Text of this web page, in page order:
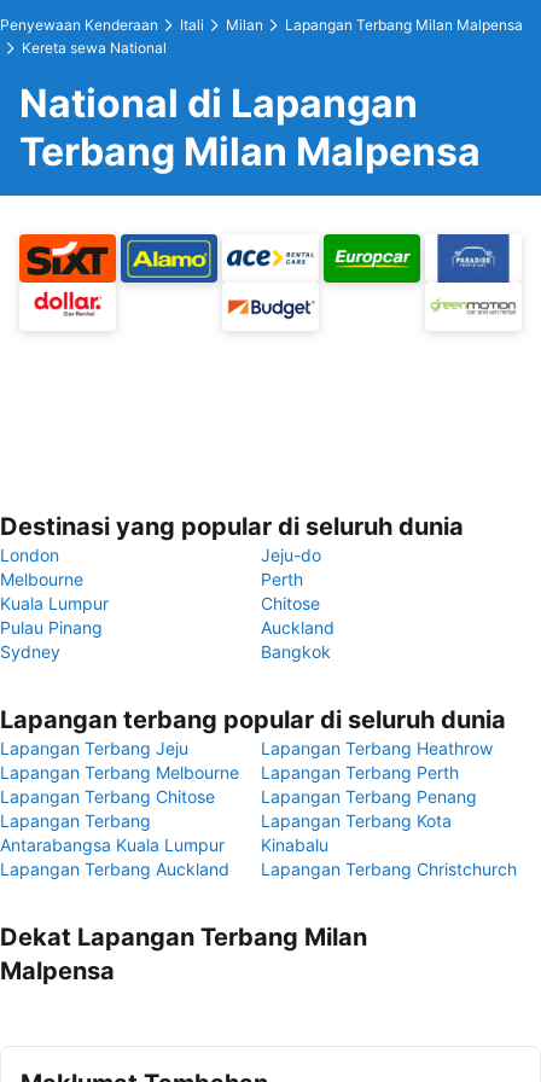
Penyewaan Kenderaan Itali Milan
Lapangan Terbang Milan Malpensa
Kereta sewa National
National di Lapangan
Terbang Milan Malpensa
Destinasi yang popular di seluruh dunia
London
Jeju-do
Melbourne
Perth
Kuala Lumpur
Chitose
Pulau Pinang
Auckland
Sydney
Bangkok
Lapangan terbang popular di seluruh dunia
Lapangan Terbang Jeju
Lapangan Terbang Heathrow
Lapangan Terbang Melbourne
Lapangan Terbang Perth
Lapangan Terbang Chitose
Lapangan Terbang Penang
Lapangan Terbang
Antarabangsa Kuala Lumpur
Lapangan Terbang Kota
Kinabalu
Lapangan Terbang Auckland
Lapangan Terbang Christchurch
Dekat Lapangan Terbang Milan
Malpensa